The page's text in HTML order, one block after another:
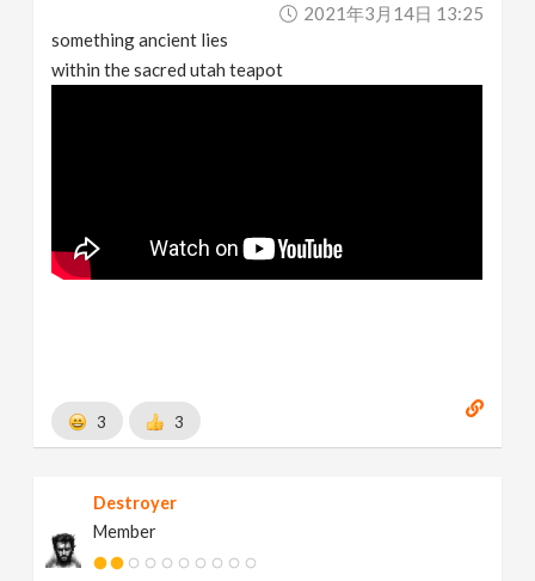
2021年3月14日 13:25
something ancient lies
within the sacred utah teapot
3 3
Destroyer
Member